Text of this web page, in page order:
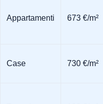
Appartamenti 673 €/m²
Case 730 €/m²